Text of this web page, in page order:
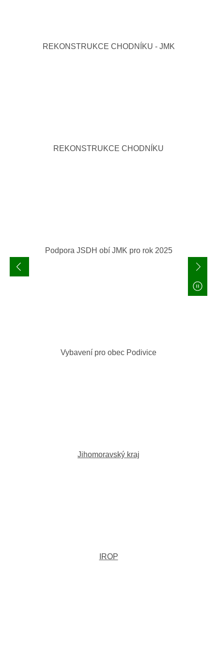
REKONSTRUKCE CHODNÍKU - JMK
REKONSTRUKCE CHODNÍKU
Podpora JSDH obí JMK pro rok 2025
Vybavení pro obec Podivice
Jihomoravský kraj
IROP